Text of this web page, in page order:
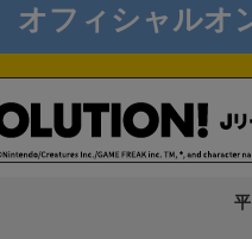
オフィシャルオ